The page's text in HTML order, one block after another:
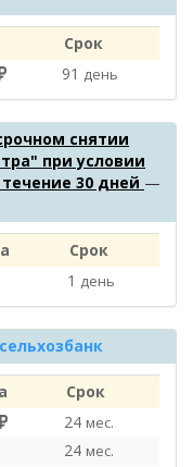
Срок
91 день
снятии
при условии
30 дней —
Срок
1 день
Срок
24 мес.
24 мес.